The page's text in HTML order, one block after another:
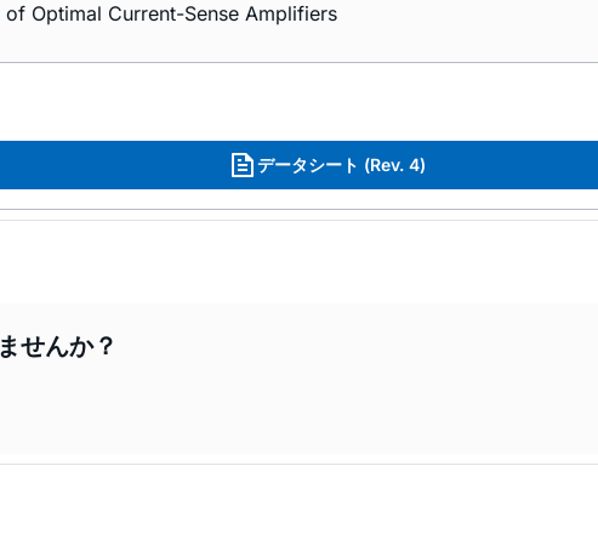
Optimal Current-Sense Amplifiers
データシート (Rev. 4)
せんか？